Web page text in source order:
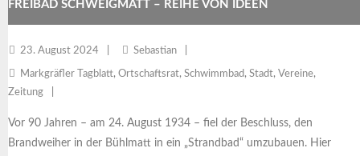
FREIBAD SCHWEIGMATT – REIHE VON IDEEN
23. August 2024 Sebastian
Markgräfler Tagblatt, Ortschaftsrat, Schwimmbad, Stadt, Vereine,
Zeitung
Vor 90 Jahren – am 24. August 1934 – fiel der Beschluss, den
Brandweiher in der Bühlmatt in ein „Strandbad“ umzubauen. Hier